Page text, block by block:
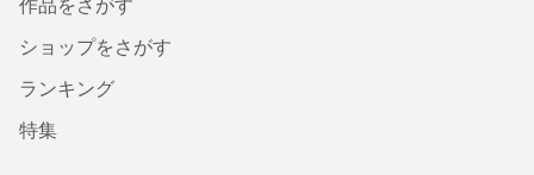
作品をさがす
ショップをさがす
ランキング
特集